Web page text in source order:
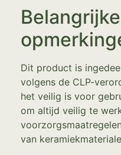
Belangrijke
Dit product is
volgens de CLP-
het veilig is voor
om altijd veilig te
van